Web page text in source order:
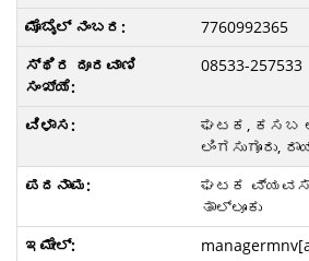
7760992365
08533-257533
ಘಟಕ, ಕಸಬ
ಲಿಂಗಸುಗೂರು,
ಘಟಕ
ತಾಲ್ಲೂಕು